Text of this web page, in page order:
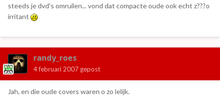
steeds je dvd's omruilen... vond dat compacte oude ook echt z???o
irritant
randy_roes
4 februari 2007 gepost
Jah, en die oude covers waren o zo lelijk.